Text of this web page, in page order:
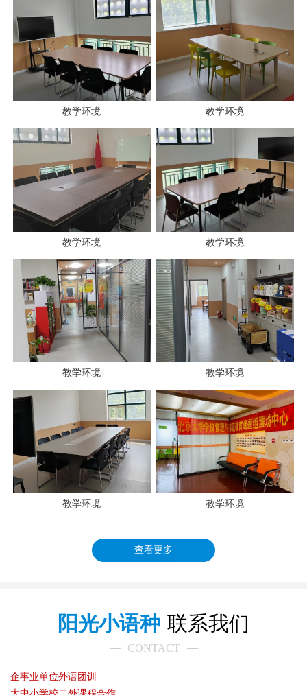
教学环境 教学环境
教学环境 教学环境
教学环境 教学环境
教学环境 教学环境
查看更多
阳光小语种 联系我们
CONTACT
企事业单位外语团训